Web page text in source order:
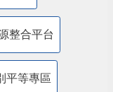
整合平台
平等專區